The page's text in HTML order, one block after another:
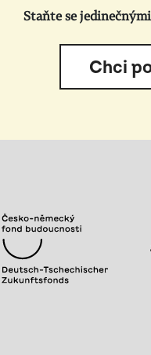
Staňte se
Chci